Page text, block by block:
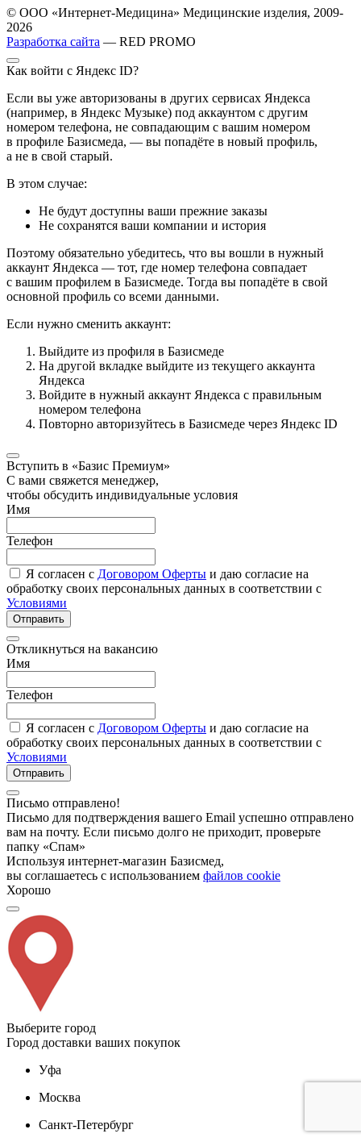
© ООО «Интернет-Медицина» Медицинские изделия, 2009-
2026
Разработка сайта — RED PROMO
Как войти с Яндекс ID?
Если вы уже авторизованы в других сервисах Яндекса
(например, в Яндекс Музыке) под аккаунтом с другим
номером телефона, не совпадающим с вашим номером
в профиле Базисмеда, — вы попадёте в новый профиль,
а не в свой старый.
В этом случае:
Не будут доступны ваши прежние заказы
Не сохранятся ваши компании и история
Поэтому обязательно убедитесь, что вы вошли в нужный
аккаунт Яндекса — тот, где номер телефона совпадает
с вашим профилем в Базисмеде. Тогда вы попадёте в свой
основной профиль со всеми данными.
Если нужно сменить аккаунт:
Выйдите из профиля в Базисмеде
На другой вкладке выйдите из текущего аккаунта
Яндекса
Войдите в нужный аккаунт Яндекса с правильным
номером телефона
Повторно авторизуйтесь в Базисмеде через Яндекс ID
Вступить в «Базис Премиум»
С вами свяжется менеджер,
чтобы обсудить индивидуальные условия
Имя
Телефон
Я согласен с Договором Оферты и даю согласие на
обработку своих персональных данных в соответствии с
Условиями
Отправить
Откликнуться на вакансию
Имя
Телефон
Я согласен с Договором Оферты и даю согласие на
обработку своих персональных данных в соответствии с
Условиями
Отправить
Письмо отправлено!
Письмо для подтверждения вашего Email успешно отправлено
вам на почту. Если письмо долго не приходит, проверьте
папку «Спам»
Используя интернет-магазин Базисмед,
вы соглашаетесь с использованием файлов cookie
Хорошо
Выберите город
Город доставки ваших покупок
Уфа
Москва
Санкт-Петербург